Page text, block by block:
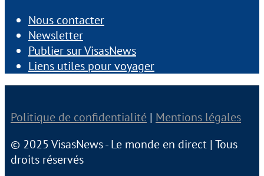
Nous contacter
Newsletter
Publier sur VisasNews
Liens utiles pour voyager
Politique de confidentialité | Mentions légales
© 2025 VisasNews - Le monde en direct | Tous
droits réservés